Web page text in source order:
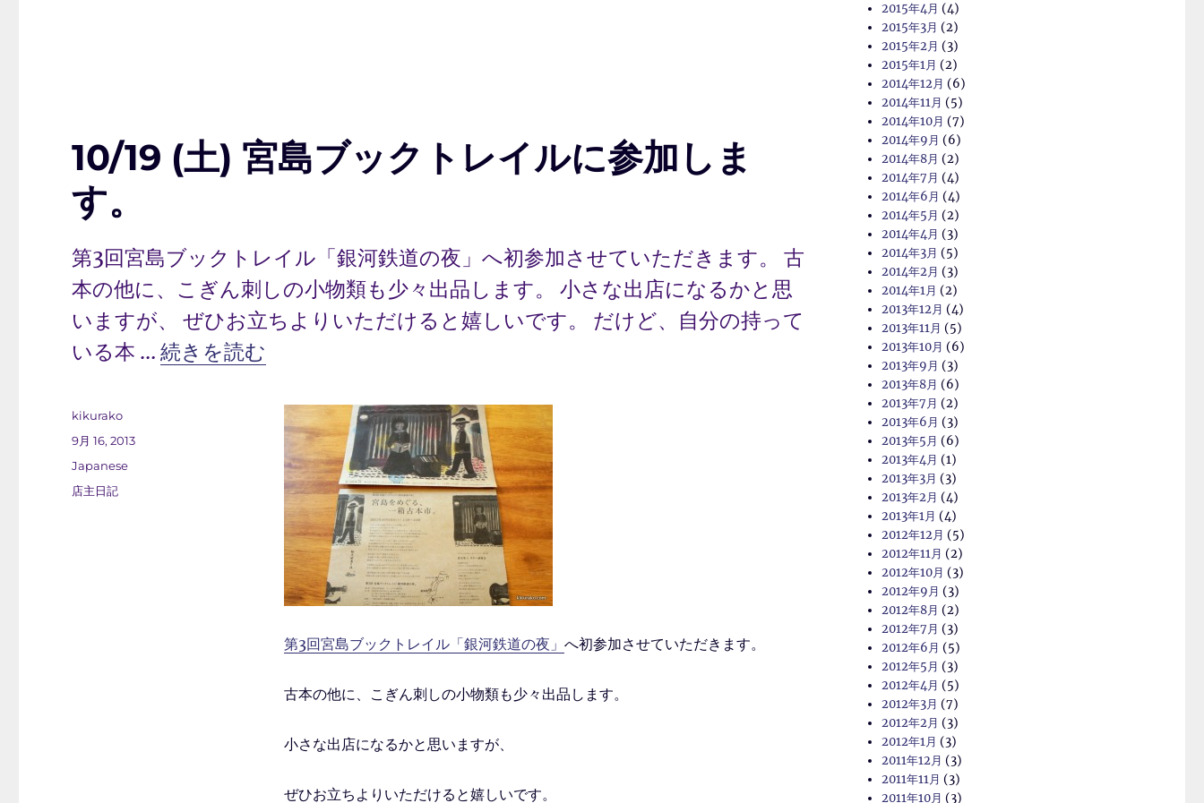
10/19 (土) 宮島ブックトレイルに参加しま
す。
第3回宮島ブックトレイル「銀河鉄道の夜」へ初参加させていただきます。 古
本の他に、こぎん刺しの小物類も少々出品します。 小さな出店になるかと思
いますが、 ぜひお立ちよりいただけると嬉しいです。 だけど、自分の持って
いる本 …“10/19 (土) 宮島ブックトレイルに参加します。” の
続きを読む
第3回宮島ブックトレイル「銀河鉄道の夜」 へ初参加させていただきます。
古本の他に、こぎん刺しの小物類も少々出品します。
小さな出店になるかと思いますが、
ぜひお立ちよりいただけると嬉しいです。
投
稿
kikurako
投
9月 16, 2013
カ
テ
Japanese
タ
店主日記
2015年4月 (4)
2015年3月 (2)
2015年2月 (3)
2015年1月 (2)
2014年12月 (6)
2014年11月 (5)
2014年10月 (7)
2014年9月 (6)
2014年8月 (2)
2014年7月 (4)
2014年6月 (4)
2014年5月 (2)
2014年4月 (3)
2014年3月 (5)
2014年2月 (3)
2014年1月 (2)
2013年12月 (4)
2013年11月 (5)
2013年10月 (6)
2013年9月 (3)
2013年8月 (6)
2013年7月 (2)
2013年6月 (3)
2013年5月 (6)
2013年4月 (1)
2013年3月 (3)
2013年2月 (4)
2013年1月 (4)
2012年12月 (5)
2012年11月 (2)
2012年10月 (3)
2012年9月 (3)
2012年8月 (2)
2012年7月 (3)
2012年6月 (5)
2012年5月 (3)
2012年4月 (5)
2012年3月 (7)
2012年2月 (3)
2012年1月 (3)
2011年12月 (3)
2011年11月 (3)
2011年10月 (3)